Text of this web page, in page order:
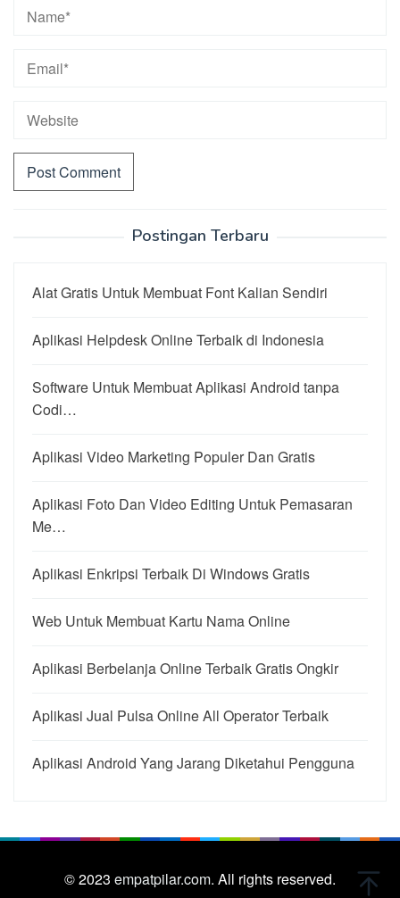
Postingan Terbaru
Alat Gratis Untuk Membuat Font Kalian Sendiri
Aplikasi Helpdesk Online Terbaik di Indonesia
Software Untuk Membuat Aplikasi Android tanpa
Codi…
Aplikasi Video Marketing Populer Dan Gratis
Aplikasi Foto Dan Video Editing Untuk Pemasaran
Me…
Aplikasi Enkripsi Terbaik Di Windows Gratis
Web Untuk Membuat Kartu Nama Online
Aplikasi Berbelanja Online Terbaik Gratis Ongkir
Aplikasi Jual Pulsa Online All Operator Terbaik
Aplikasi Android Yang Jarang Diketahui Pengguna
© 2023 empatpilar.com. All rights reserved.